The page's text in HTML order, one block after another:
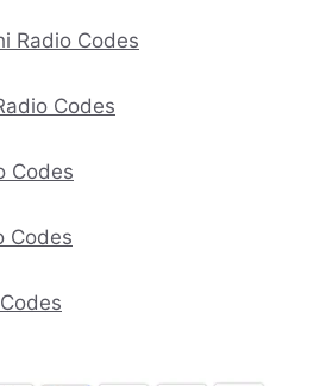
Radio Codes
Codes
Codes
Codes